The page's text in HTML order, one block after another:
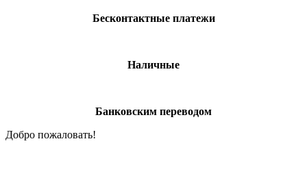
Бесконтактные платежи
Наличные
Банковским переводом
Добро пожаловать!